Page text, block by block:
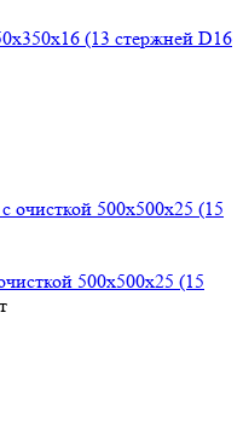
(13 стержней D16
500х500х25 (15